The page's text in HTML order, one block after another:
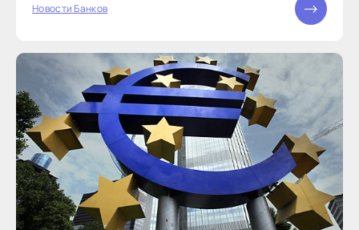
Новости Банков